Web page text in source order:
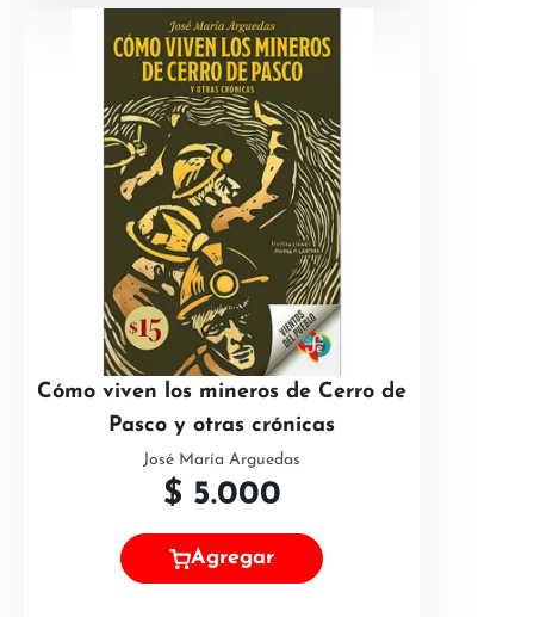
Cómo viven los mineros de Cerro de
Pasco y otras crónicas
José María Arguedas
$ 5.000
Agregar